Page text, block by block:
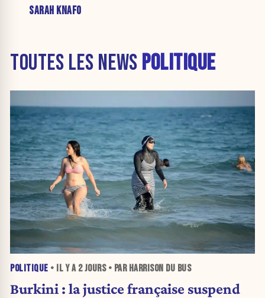
SARAH KNAFO
TOUTES LES NEWS POLITIQUE
POLITIQUE • IL Y A 2 JOURS• PAR HARRISON DU BUS
Burkini : la justice française suspend